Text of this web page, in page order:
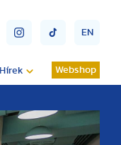
EN
Hírek Webshop